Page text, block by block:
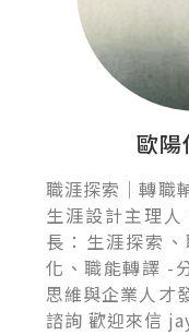
歐
職涯探索｜轉職
生涯設計主理
長：生涯探索
化、職能轉譯 -
思維與企業人才
諮詢 歡迎來信